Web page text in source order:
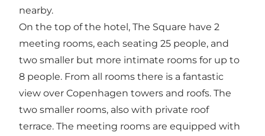
nearby.
On the top of the hotel, The Square have 2
meeting rooms, each seating 25 people, and
two smaller but more intimate rooms for up to
8 people. From all rooms there is a fantastic
view over Copenhagen towers and roofs. The
two smaller rooms, also with private roof
terrace. The meeting rooms are equipped with